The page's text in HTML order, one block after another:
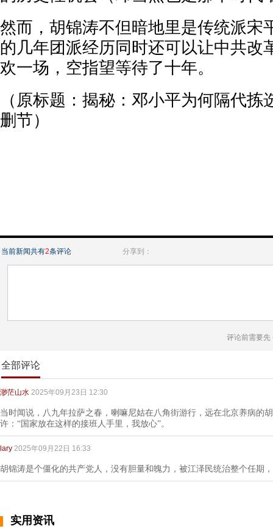
然而，胡锦涛不但暗地里是传统派宋
的几年团派经历同时还可以让中共改
欢一场，空指望等待了十年。
（原标题：揭秘：邓小平为何隔代
删节）
当前新闻共有2条评论 分享到：
评论前需要先
全部评论
渺茫山水 2025年09月23日 12:30
当时闻说，八九年拉萨之春，喇嘛尼姑在八角街游行，远在北京养病的
许：“国家放在这样的接班人手里，我放心”。
lary 2025年09月22日 16:33
胡锦涛是个僵化的共产党人，没有胆量和魄力，被江泽民统治整个任期
实用资讯